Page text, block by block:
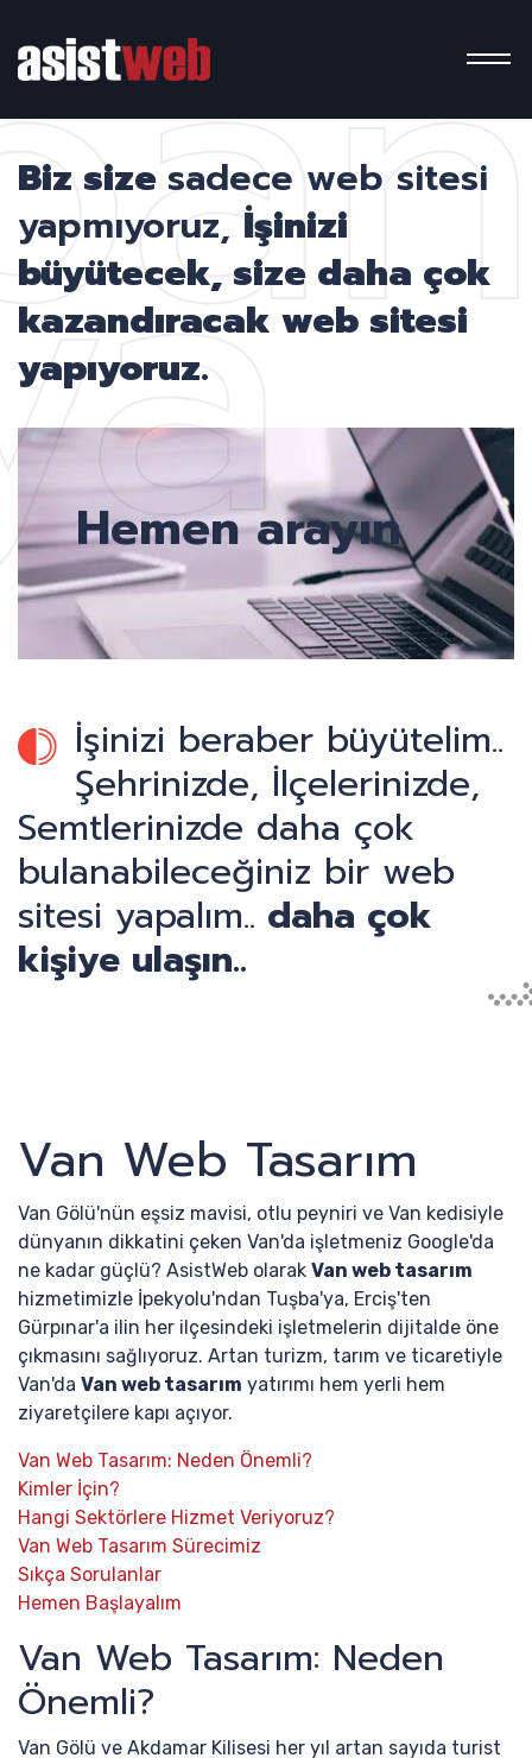
Biz size sadece web sitesi
yapmıyoruz, İşinizi
büyütecek, size daha çok
kazandıracak web sitesi
yapıyoruz.
Hemen arayın
İşinizi beraber büyütelim..
Şehrinizde, İlçelerinizde,
Semtlerinizde daha çok
bulanabileceğiniz bir web
sitesi yapalım.. daha çok
kişiye ulaşın..
Van Web Tasarım
Van Gölü'nün eşsiz mavisi, otlu peyniri ve Van kedisiyle
dünyanın dikkatini çeken Van'da işletmeniz Google'da
ne kadar güçlü? AsistWeb olarak Van web tasarım
hizmetimizle İpekyolu'ndan Tuşba'ya, Erciş'ten
Gürpınar'a ilin her ilçesindeki işletmelerin dijitalde öne
çıkmasını sağlıyoruz. Artan turizm, tarım ve ticaretiyle
Van'da Van web tasarım yatırımı hem yerli hem
ziyaretçilere kapı açıyor.
Van Web Tasarım: Neden Önemli?
Kimler İçin?
Hangi Sektörlere Hizmet Veriyoruz?
Van Web Tasarım Sürecimiz
Sıkça Sorulanlar
Hemen Başlayalım
Van Web Tasarım: Neden
Önemli?
Van Gölü ve Akdamar Kilisesi her yıl artan sayıda turist